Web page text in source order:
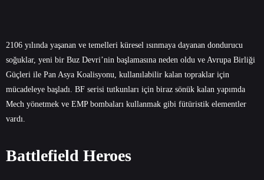
2106 yılında yaşanan ve temelleri küresel ısınmaya dayanan dondurucu
soğuklar, yeni bir Buz Devri’nin başlamasına neden oldu ve Avrupa Birliği
Güçleri ile Pan Asya Koalisyonu, kullanılabilir kalan topraklar için
mücadeleye başladı. BF serisi tutkunları için biraz sönük kalan yapımda
Mech yönetmek ve EMP bombaları kullanmak gibi fütüristik elementler
vardı.
Battlefield Heroes